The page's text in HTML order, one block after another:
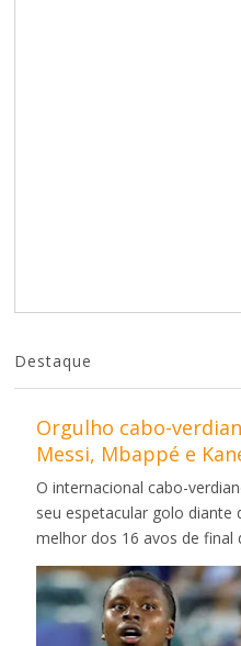
Destaque
Orgulho cabo-
Messi, Mbappé e
O internacional cabo-
seu espetacular golo diante
melhor dos 16 avos de final